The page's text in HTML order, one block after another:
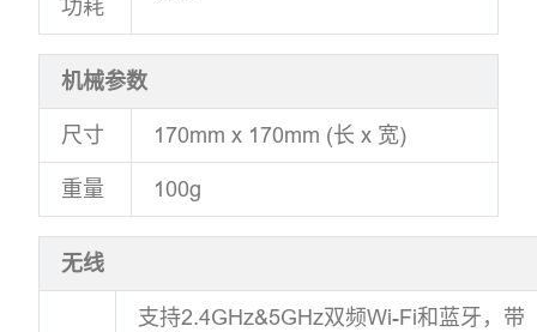
功耗
机械参数
尺寸 170mm x 170mm (长 x 宽)
重量 100g
无线
支持2.4GHz&5GHz双频Wi-Fi和蓝牙，带